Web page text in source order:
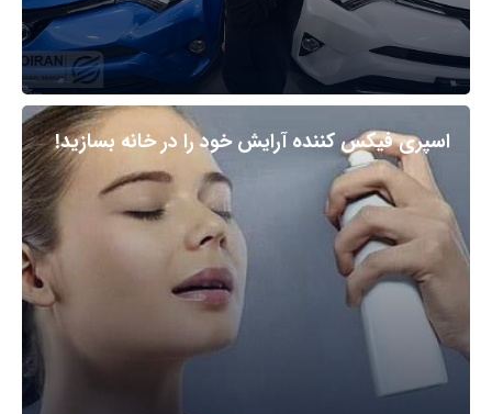
اسپری فیکس کننده آرایش خود را در خانه بسازید!